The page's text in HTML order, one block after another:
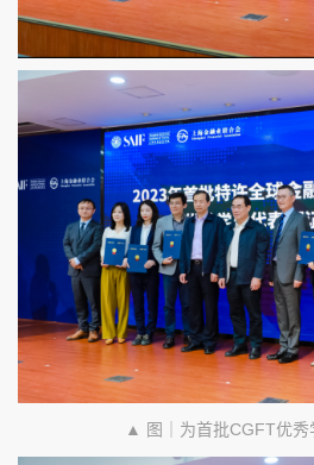
▲ 图｜为首批CGFT优秀